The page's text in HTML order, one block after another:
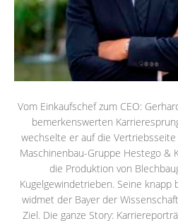
Vom Einkaufschef zum CEO:
bemerkenswerten
wechselte er auf die
Maschinenbau-Gruppe Hestego &
die Produktion von
Kugelgewindetrieben. Seine knapp
widmet der Bayer der
Ziel. Die ganze Story: